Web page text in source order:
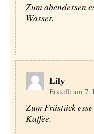
Zum abendessen
Wasser.
Lily
Erstellt am 7.
Zum Früstück
Kaffee.